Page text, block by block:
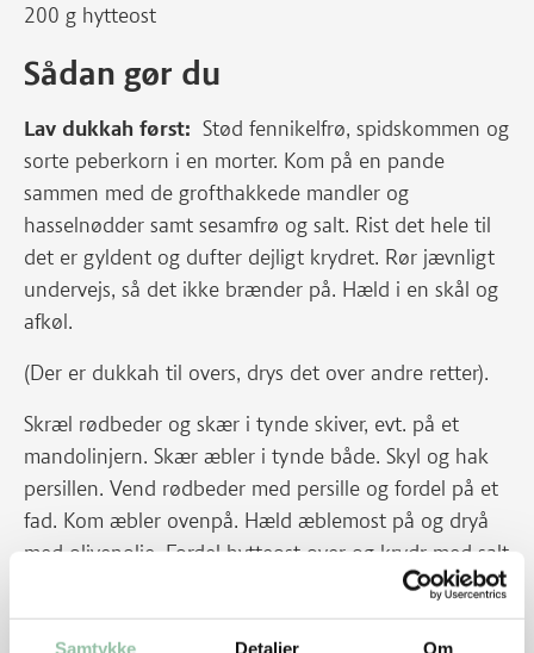
Samtykke Detaljer Om
200 g hytteost
Sådan gør du
Lav dukkah først: Stød fennikelfrø, spidskommen og
sorte peberkorn i en morter. Kom på en pande
sammen med de grofthakkede mandler og
hasselnødder samt sesamfrø og salt. Rist det hele til
det er gyldent og dufter dejligt krydret. Rør jævnligt
undervejs, så det ikke brænder på. Hæld i en skål og
afkøl.
(Der er dukkah til overs, drys det over andre retter).
Skræl rødbeder og skær i tynde skiver, evt. på et
mandolinjern. Skær æbler i tynde både. Skyl og hak
persillen. Vend rødbeder med persille og fordel på et
fad. Kom æbler ovenpå. Hæld æblemost på og dryå
med olivenolie. Fordel hytteost over og krydr med salt